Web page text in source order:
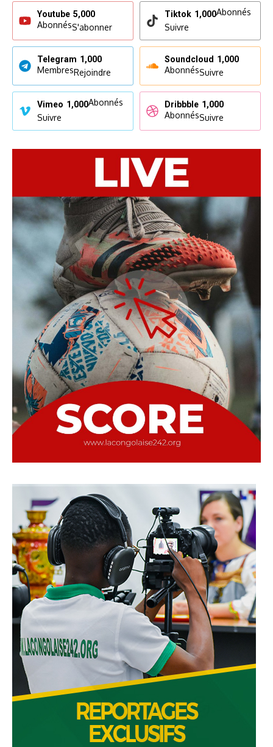
Youtube 5,000
AbonnésS'abonner
Tiktok 1,000Abonnés
Suivre
Telegram 1,000
MembresRejoindre
Soundcloud 1,000
AbonnésSuivre
Vimeo 1,000Abonnés
Suivre
Dribbble 1,000
AbonnésSuivre